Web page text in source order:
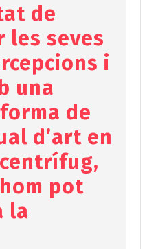
de
les seves
i
una
de
d’art en
pot
la